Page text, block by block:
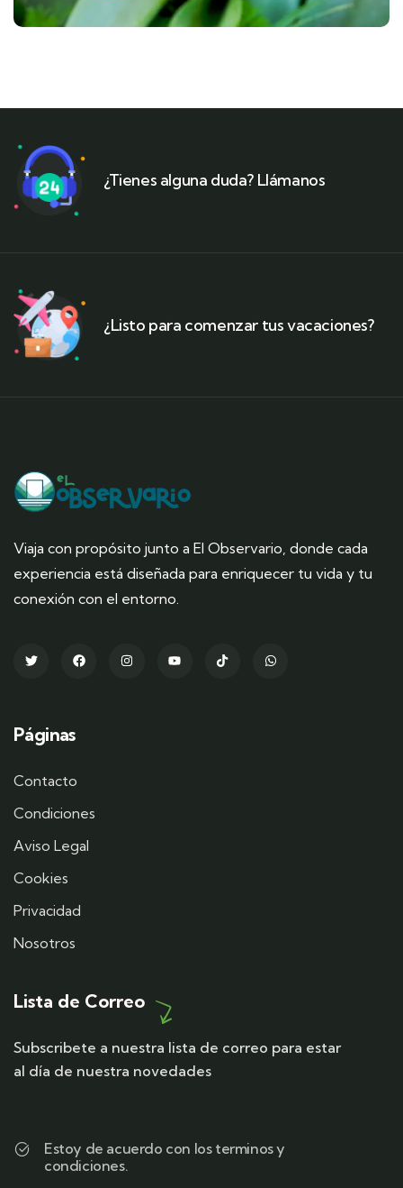
¿Tienes alguna duda? Llámanos
¿Listo para comenzar tus vacaciones?
Viaja con propósito junto a El Observario, donde cada
experiencia está diseñada para enriquecer tu vida y tu
conexión con el entorno.
Páginas
Contacto
Condiciones
Aviso Legal
Cookies
Privacidad
Nosotros
Lista de Correo
Subscribete a nuestra lista de correo para estar
al día de nuestra novedades
Estoy de acuerdo con los terminos y
condiciones.